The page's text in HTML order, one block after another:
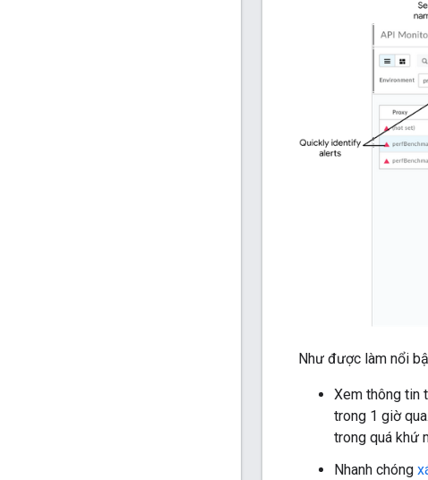
Như được làm nổi
Xem thông tin
trong 1 giờ
trong quá khứ
Nhanh chóng